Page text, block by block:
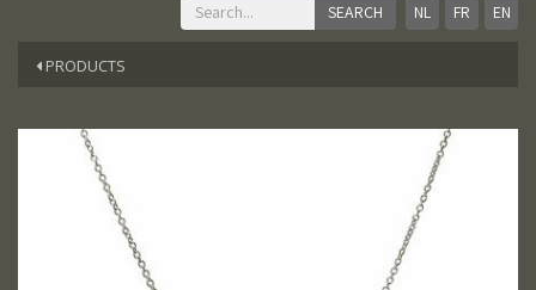
NL FR EN
PRODUCTS